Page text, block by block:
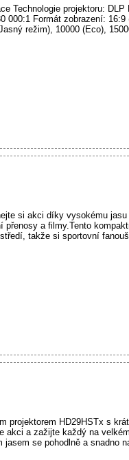
Technologie projektoru:
000:1 Formát zobrazení:
režim), 10000 (Eco),
si akci díky vysokému
přenosy a filmy.Tento
takže si sportovní
projektorem HD29HSTx s
akci a zažijte každý na
se pohodlně a snadno